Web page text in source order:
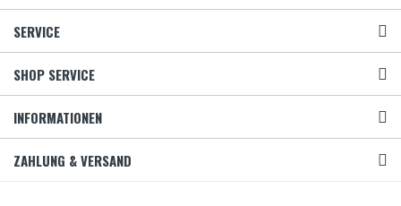
SERVICE
SHOP SERVICE
INFORMATIONEN
ZAHLUNG & VERSAND